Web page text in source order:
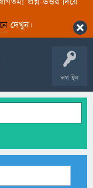
দেখুন।
লগ ইন